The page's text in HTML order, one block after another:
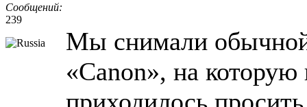
Сообщений:
239
Мы снимали
«Canon», на